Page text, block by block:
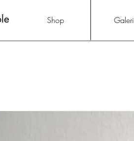
Shop